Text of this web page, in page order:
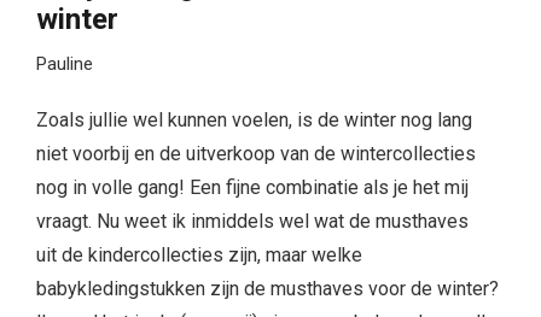
winter
Pauline
Zoals jullie wel kunnen voelen, is de winter nog lang
niet voorbij en de uitverkoop van de wintercollecties
nog in volle gang! Een fijne combinatie als je het mij
vraagt. Nu weet ik inmiddels wel wat de musthaves
uit de kindercollecties zijn, maar welke
babykledingstukken zijn de musthaves voor de winter?